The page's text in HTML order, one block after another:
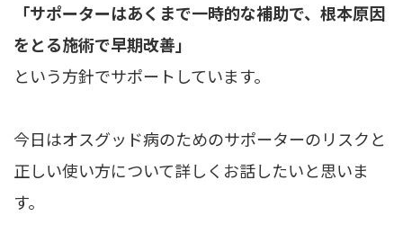
「サポーターはあくまで一時的な補助で、根本原因
をとる施術で早期改善」
という方針でサポートしています。
今日はオスグッド病のためのサポーターのリスクと
正しい使い方について詳しくお話したいと思いま
す。